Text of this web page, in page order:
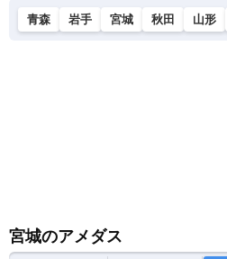
青森 岩手 宮城 秋田 山形
宮城のアメダス